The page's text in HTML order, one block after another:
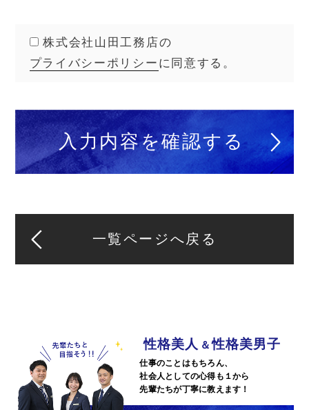
株式会社山田工務店の
プライバシーポリシー に同意する。
一覧ページへ戻る
性格美人 ＆ 性格美男子
仕事のことはもちろん、
社会人としての心得も１から
先輩たちが丁寧に教えます！